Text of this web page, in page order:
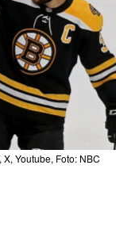
Youtube, Foto: NBC